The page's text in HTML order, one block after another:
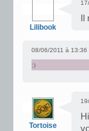
Lilibook
08/06/2011 à 13:36
:)
Tortoise